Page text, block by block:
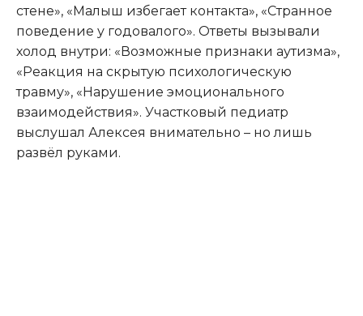
стене», «Малыш избегает контакта», «Странное
поведение у годовалого». Ответы вызывали
холод внутри: «Возможные признаки аутизма»,
«Реакция на скрытую психологическую
травму», «Нарушение эмоционального
взаимодействия». Участковый педиатр
выслушал Алексея внимательно – но лишь
развёл руками.